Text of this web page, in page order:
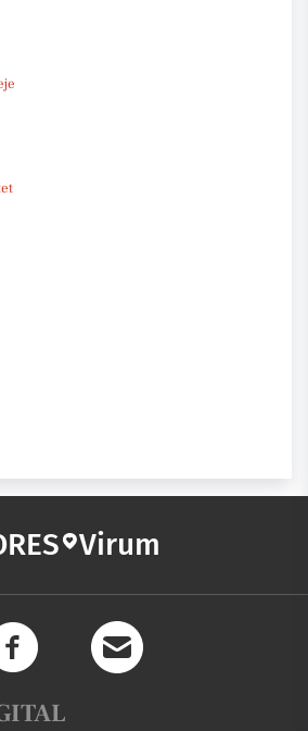
Virum